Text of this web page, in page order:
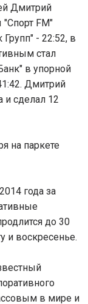
Дмитрий
"Спорт FM"
- 22:52, в
стал
в упорной
Дмитрий
и сделал 12
на паркете
года за
до 30
и воскресенье.
в мире и